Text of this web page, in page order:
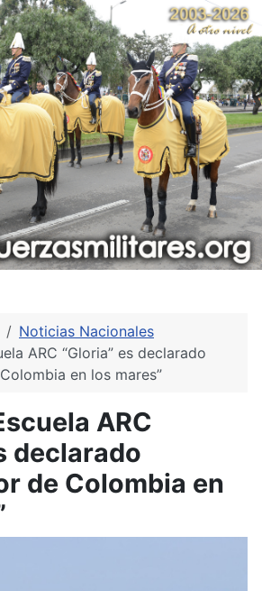
Noticias Nacionales
ARC “Gloria” es declarado
en los mares”
ARC
declarado
de Colombia en